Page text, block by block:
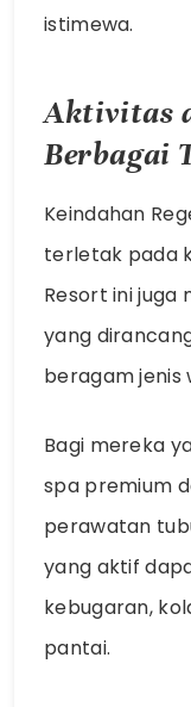
istimewa.
Aktivitas
Berbagai
Keindahan
terletak pada
Resort ini juga
yang
beragam jenis
Bagi mereka
spa premium
perawatan
yang aktif
kebugaran,
pantai.